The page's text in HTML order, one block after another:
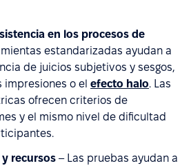
en los procesos de
estandarizadas ayudan a
de juicios subjetivos y sesgos,
impresiones o el efecto halo. Las
ofrecen criterios de
y el mismo nivel de dificultad
recursos – Las pruebas ayudan a